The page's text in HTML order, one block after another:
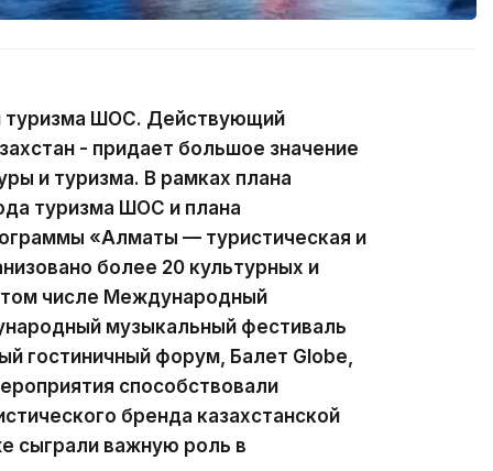
туризма ШОС. Действующий
- придает большое значение
и туризма. В рамках плана
туризма ШОС и плана
«Алматы — туристическая и
более 20 культурных и
том числе Международный
музыкальный фестиваль
гостиничный форум, Балет Globe,
способствовали
бренда казахстанской
сыграли важную роль в